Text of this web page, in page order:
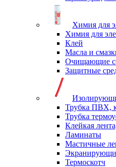
Химия для
Химия для
Клей
Масла и
Очищающие
Защитные
Трубка ПВХ,
Трубка
Клейкая
Ламинаты
Мастичные
Термоскотч